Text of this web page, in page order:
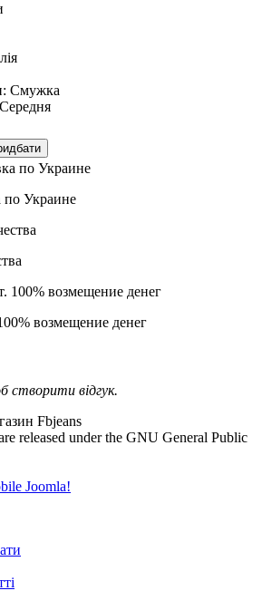
: Смужка
Середня
по Украине
возмещение денег
створити відгук.
Fbjeans
released under the GNU General Public
Joomla!